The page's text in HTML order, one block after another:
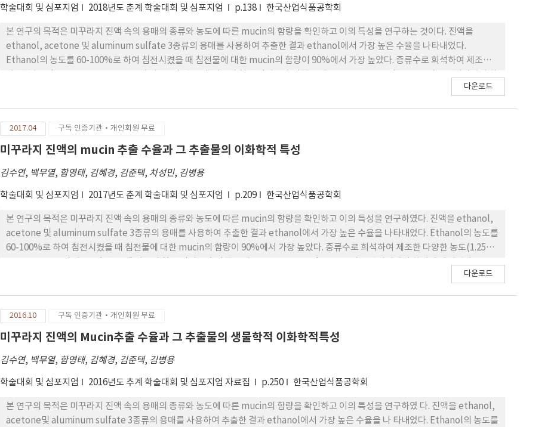
학술대회 및 심포지엄 2018년도 춘계 학술대회 및 심포지엄 p.138 한국산업식품공학회
본 연구의 목적은 미꾸라지 진액 속의 용매의 종류와 농도에 따른 mucin의 함량을 확인하고 이의 특성을 연구하는 것이다. 진액을
ethanol, acetone 및 aluminum sulfate 3종류의 용매를 사용하여 추출한 결과 ethanol에서 가장 높은 수율을 나타내었다.
Ethanol의 농도를 60-100%로 하여 침전시켰을 때 침전물에 대한 mucin의 함량이 90%에서 가장 높았다. 증류수로 희석하여 제조한
이가 나타났다. Mucin 침전물의 농도에 따라 다른 mucin 수용액을 제조하여 동적 점탄성을 측정한 결과에서는 mucin 용액이 탄성적
은 미꾸라지 mucin의 항균능력, 점탄성 그리고 열안정성의 성질 등과 같은 이화학적 특징들을 이용하여 앞으로의 비 식품소재개발에 기
초 데이터로 사용하고자 한다.
다운로드
2017.04 구독 인증기관·개인회원 무료
미꾸라지 진액의 mucin 추출 수율과 그 추출물의 이화학적 특성
김수연, 백무열, 함영태, 김혜경, 김준택, 차성민, 김병용
학술대회 및 심포지엄 2017년도 춘계 학술대회 및 심포지엄 p.209 한국산업식품공학회
본 연구의 목적은 미꾸라지 진액 속의 용매의 종류와 농도에 따른 mucin의 함량을 확인하고 이의 특성을 연구하였다. 진액을 ethanol,
acetone 및 aluminum sulfate 3종류의 용매를 사용하여 추출한 결과 ethanol에서 가장 높은 수율을 나타내었다. Ethanol의 농도를
60-100%로 하여 침전시켰을 때 침전물에 대한 mucin의 함량이 90%에서 가장 높았다. 중류수로 희석하여 제조한 다양한 농도(1.25%,
Mucin침전물을 이용한 항균능력에서는 gram-negative균과 gram-positive균 모두에서 항균능력이 나타났으며 특히 gram-다운로드
2016.10 구독 인증기관·개인회원 무료
미꾸라지 진액의 Mucin추출 수율과 그 추출물의 생물학적 이화학적특성
김수연, 백무열, 함영태, 김혜경, 김준택, 김병용
학술대회 및 심포지엄 2016년도 추계 학술대회 및 심포지엄 자료집 p.250 한국산업식품공학회
본 연구의 목적은 미꾸라지 진액 속의 용매의 종류와 농도에 따른 mucin의 함량을 확인하고 이의 특성을 연구하였 다. 진액을 ethanol,
acetone및 aluminum sulfate 3종류의 용매를 사용하여 추출한 결과 ethanol에서 가장 높은 수율을 나 타내었다. Ethanol의 농도를